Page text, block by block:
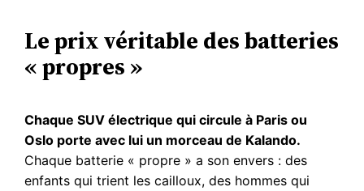
Le prix véritable des batteries
« propres »
Chaque SUV électrique qui circule à Paris ou
Oslo porte avec lui un morceau de Kalando.
Chaque batterie « propre » a son envers : des
enfants qui trient les cailloux, des hommes qui